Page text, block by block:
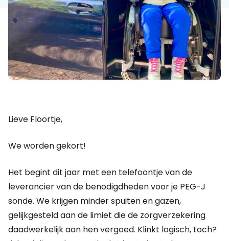
Lieve Floortje,
We worden gekort!
Het begint dit jaar met een telefoontje van de
leverancier van de benodigdheden voor je PEG-J
sonde. We krijgen minder spuiten en gazen,
gelijkgesteld aan de limiet die de zorgverzekering
daadwerkelijk aan hen vergoed. Klinkt logisch, toch?